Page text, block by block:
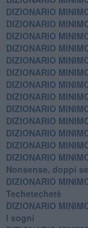
DIZIONARIO
DIZIONARIO
DIZIONARIO
DIZIONARIO
DIZIONARIO
DIZIONARIO
DIZIONARIO
DIZIONARIO
DIZIONARIO
DIZIONARIO
​DIZIONARIO
DIZIONARIO
​DIZIONARIO
Nonsense, doppi
DIZIONARIO
Techetechetè
DIZIONARIO
I sogni